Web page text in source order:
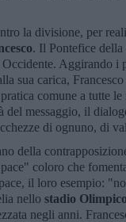
la divisione, per
. Il Pontefice
Occidente. Aggirando
sua carica,
comune a tutte
del messaggio, il
di ognuno, di
della
coloro che
il loro esempio:
nello stadio
negli anni.